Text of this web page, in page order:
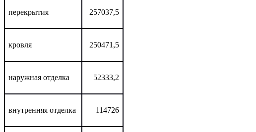
перекрытия 257037,5
кровля 250471,5
наружная отделка 52333,2
внутренняя отделка 114726